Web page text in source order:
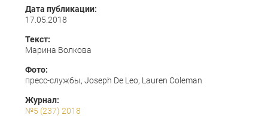
Дата публикации:
17.05.2018
Текст:
Марина Волкова
Фото:
пресс-службы, Joseph De Leo, Lauren Coleman
Журнал:
№5 (237) 2018